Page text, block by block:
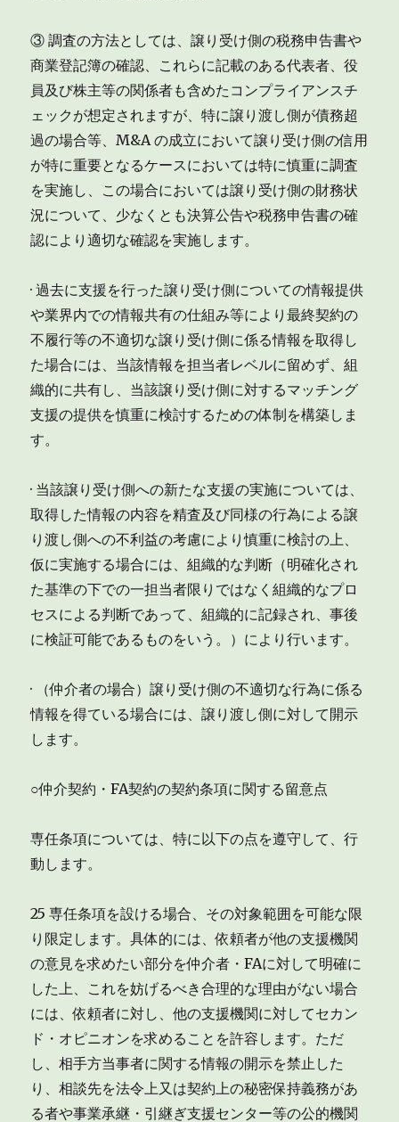
③ 調査の方法としては、譲り受け側の税務申告書や
商業登記簿の確認、これらに記載のある代表者、役
員及び株主等の関係者も含めたコンプライアンスチ
ェックが想定されますが、特に譲り渡し側が債務超
過の場合等、M&A の成立において譲り受け側の信用
が特に重要となるケースにおいては特に慎重に調査
を実施し、この場合においては譲り受け側の財務状
況について、少なくとも決算公告や税務申告書の確
認により適切な確認を実施します。
· 過去に支援を行った譲り受け側についての情報提供
や業界内での情報共有の仕組み等により最終契約の
不履行等の不適切な譲り受け側に係る情報を取得し
た場合には、当該情報を担当者レベルに留めず、組
織的に共有し、当該譲り受け側に対するマッチング
支援の提供を慎重に検討するための体制を構築しま
す。
· 当該譲り受け側への新たな支援の実施については、
取得した情報の内容を精査及び同様の行為による譲
り渡し側への不利益の考慮により慎重に検討の上、
仮に実施する場合には、組織的な判断（明確化され
た基準の下での一担当者限りではなく組織的なプロ
セスによる判断であって、組織的に記録され、事後
に検証可能であるものをいう。）により行います。
· （仲介者の場合）譲り受け側の不適切な行為に係る
情報を得ている場合には、譲り渡し側に対して開示
します。
○仲介契約・FA契約の契約条項に関する留意点
専任条項については、特に以下の点を遵守して、行
動します。
25 専任条項を設ける場合、その対象範囲を可能な限
り限定します。具体的には、依頼者が他の支援機関
の意見を求めたい部分を仲介者・FAに対して明確に
した上、これを妨げるべき合理的な理由がない場合
には、依頼者に対し、他の支援機関に対してセカン
ド・オピニオンを求めることを許容します。ただ
し、相手方当事者に関する情報の開示を禁止した
り、相談先を法令上又は契約上の秘密保持義務があ
る者や事業承継・引継ぎ支援センター等の公的機関